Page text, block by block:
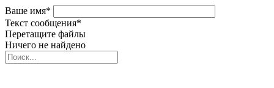
Ваше имя*
Текст сообщения*
Перетащите файлы
Ничего не найдено